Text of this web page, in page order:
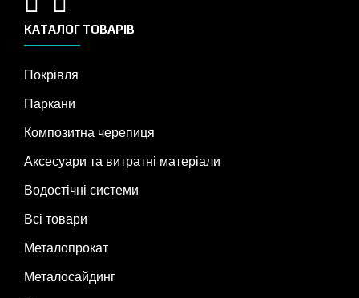
КАТАЛОГ ТОВАРІВ
Покрівля
Паркани
Композитна черепиця
Аксесуари та витратні матеріали
Водостічні системи
Всі товари
Металопрокат
Металосайдинг